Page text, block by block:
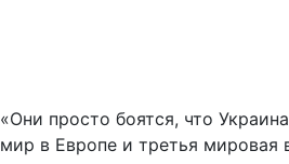
«Они просто боятся, что
мир в Европе и третья мировая